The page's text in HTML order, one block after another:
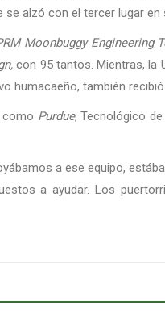
se alzó con el tercer lugar en
Moonbuggy Engineering
con 95 tantos. Mientras, la
humacaeño, también recibió
como Purdue, Tecnológico
a ese equipo,
a ayudar. Los